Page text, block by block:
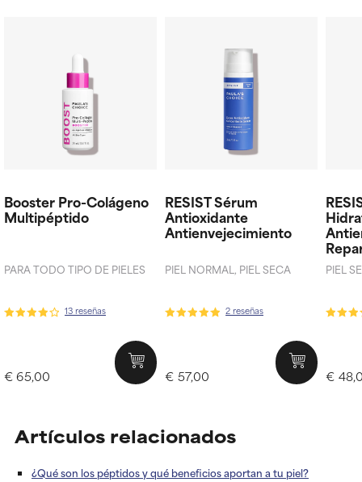
Booster Pro-Colágeno
Multipéptido
PARA TODO TIPO DE PIELES
13 reseñas
€ 65,00
RESIST Sérum
Antioxidante
Antienvejecimiento
PIEL NORMAL, PIEL SECA
2 reseñas
€ 57,00
PIEL
€
Artículos relacionados
¿Qué son los péptidos y qué beneficios aportan a tu piel?